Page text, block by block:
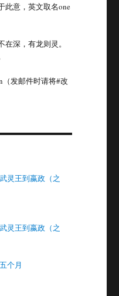
此意，英文取名one
深，有龙则灵。
发邮件时请将#改
灵王到嬴政（之
灵王到嬴政（之
个月